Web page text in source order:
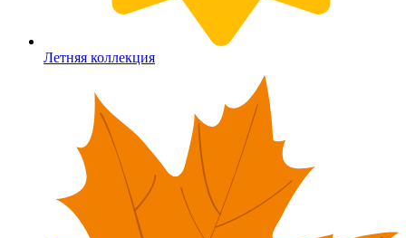
Летняя коллекция